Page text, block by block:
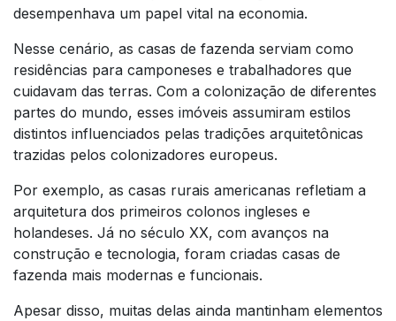
desempenhava um papel vital na economia.
Nesse cenário, as casas de fazenda serviam como
residências para camponeses e trabalhadores que
cuidavam das terras. Com a colonização de diferentes
partes do mundo, esses imóveis assumiram estilos
distintos influenciados pelas tradições arquitetônicas
trazidas pelos colonizadores europeus.
Por exemplo, as casas rurais americanas refletiam a
arquitetura dos primeiros colonos ingleses e
holandeses. Já no século XX, com avanços na
construção e tecnologia, foram criadas casas de
fazenda mais modernas e funcionais.
Apesar disso, muitas delas ainda mantinham elementos